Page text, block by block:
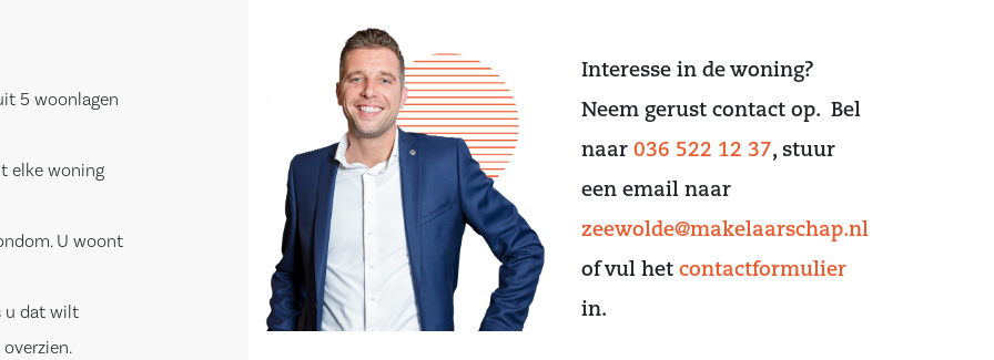
5 woonlagen
elke woning
U woont
u dat wilt
Interesse in de woning?
Neem gerust contact op. Bel
naar 036 522 12 37, stuur
een email naar
zeewolde@makelaarschap.nl
of vul het contactformulier
in.